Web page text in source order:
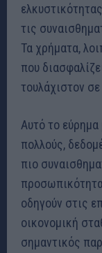
τις
Τα χρήματα,
που
τουλάχιστον
Αυτό το εύρημα
πολλούς,
πιο
οδηγούν στις
οικονομική
σημαντικός